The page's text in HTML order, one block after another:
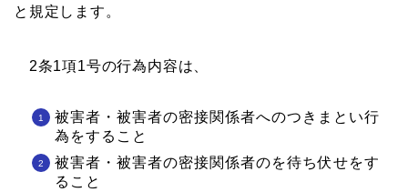
と規定します。
2条1項1号の行為内容は、
被害者・被害者の密接関係者へのつきまとい行
為をすること
被害者・被害者の密接関係者のを待ち伏せをす
ること